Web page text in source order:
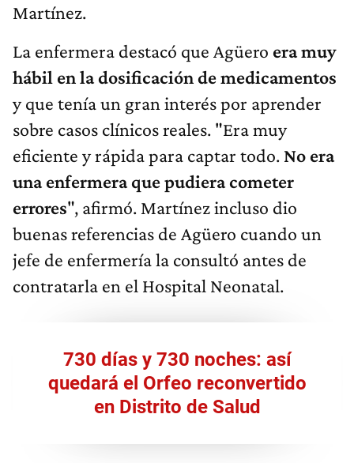
Martínez.
La enfermera destacó que Agüero era muy
hábil en la dosificación de medicamentos
y que tenía un gran interés por aprender
sobre casos clínicos reales. "Era muy
eficiente y rápida para captar todo. No era
una enfermera que pudiera cometer
errores", afirmó. Martínez incluso dio
buenas referencias de Agüero cuando un
jefe de enfermería la consultó antes de
contratarla en el Hospital Neonatal.
730 días y 730 noches: así
quedará el Orfeo reconvertido
en Distrito de Salud